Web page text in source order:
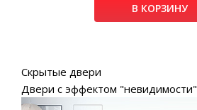
В КОРЗИНУ
Скрытые двери
Двери с эффектом "невидимости"